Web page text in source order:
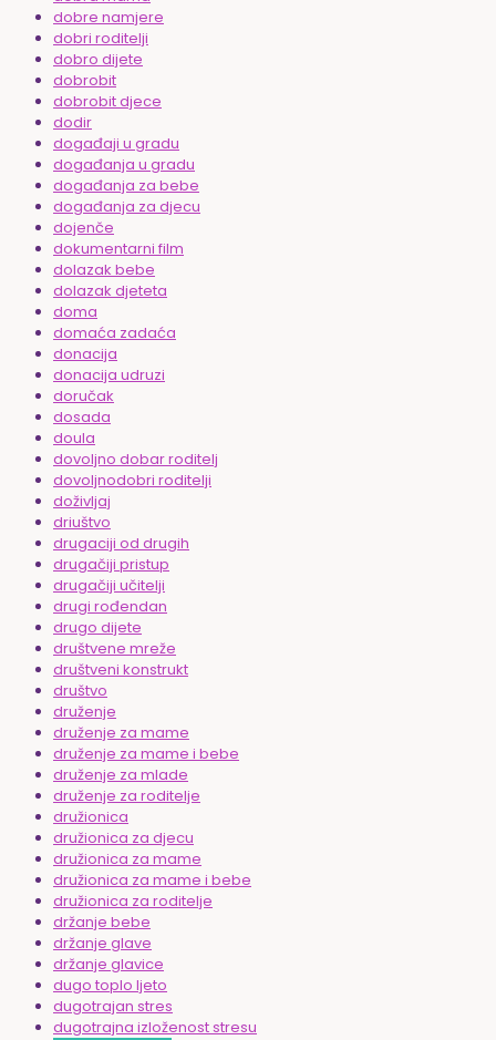
dobre namjere
dobri roditelji
dobro dijete
dobrobit
dobrobit djece
dodir
događaji u gradu
događanja u gradu
događanja za bebe
događanja za djecu
dojenče
dokumentarni film
dolazak bebe
dolazak djeteta
doma
domaća zadaća
donacija
donacija udruzi
doručak
dosada
doula
dovoljno dobar roditelj
dovoljnodobri roditelji
doživljaj
driuštvo
drugaciji od drugih
drugačiji pristup
drugačiji učitelji
drugi rođendan
drugo dijete
društvene mreže
društveni konstrukt
društvo
druženje
druženje za mame
druženje za mame i bebe
druženje za mlade
druženje za roditelje
družionica
družionica za djecu
družionica za mame
družionica za mame i bebe
družionica za roditelje
držanje bebe
držanje glave
držanje glavice
dugo toplo ljeto
dugotrajan stres
dugotrajna izloženost stresu